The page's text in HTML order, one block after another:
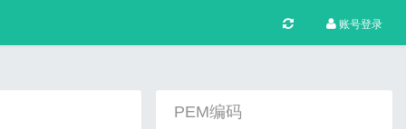
账号登录
PEM编码